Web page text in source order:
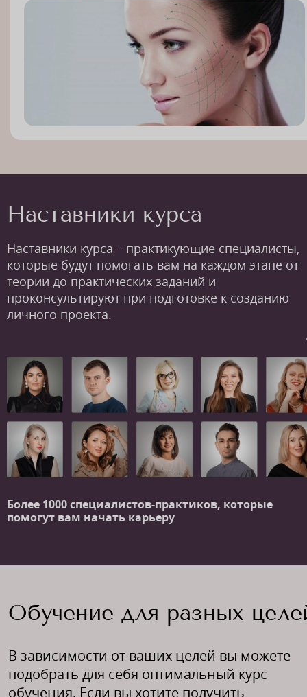
Наставники курса
Наставники курса – практикующие специалисты,
которые будут помогать вам на каждом этапе от
теории до практических заданий и
проконсультируют при подготовке к созданию
личного проекта.
Более 1000 специалистов-практиков, которые
помогут вам начать карьеру
Обучение для разных
В зависимости от ваших целей вы можете
подобрать для себя оптимальный курс
обучения. Если вы хотите получить